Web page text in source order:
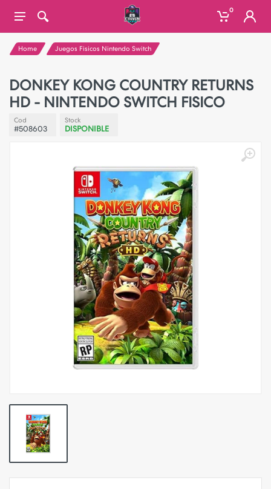
0
Home Juegos Fisicos Nintendo Switch
DONKEY KONG COUNTRY RETURNS
HD - NINTENDO SWITCH FISICO
Cod
#508603
Stock
DISPONIBLE